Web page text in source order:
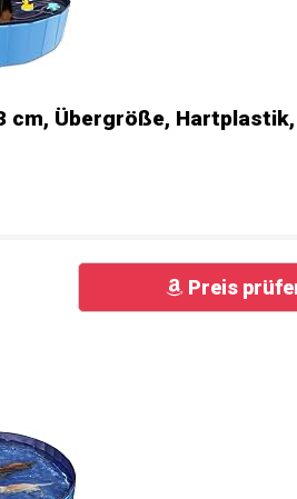
cm, Übergröße, Hartplastik,
Preis